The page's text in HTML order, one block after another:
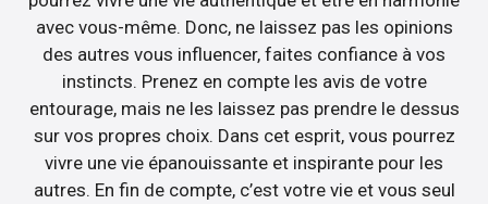
avec vous-même. Donc, ne laissez pas les opinions
des autres vous influencer, faites confiance à vos
instincts. Prenez en compte les avis de votre
entourage, mais ne les laissez pas prendre le dessus
sur vos propres choix. Dans cet esprit, vous pourrez
vivre une vie épanouissante et inspirante pour les
autres. En fin de compte, c’est votre vie et vous seul